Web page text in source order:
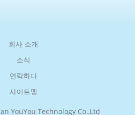
회사 소개
소식
연락하다
사이트맵
YouYou Technology Co.,Ltd